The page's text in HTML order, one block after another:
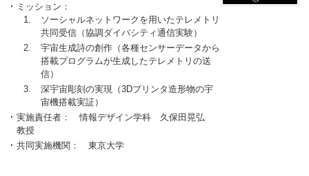
ミッション：
ソーシャルネットワークを用いたテレメトリ
共同受信（協調ダイバシティ通信実験）
宇宙生成詩の創作（各種センサーデータから
搭載プログラムが生成したテレメトリの送
信）
深宇宙彫刻の実現（3Dプリンタ造形物の宇
宙機搭載実証）
実施責任者： 情報デザイン学科 久保田晃弘
教授
共同実施機関： 東京大学